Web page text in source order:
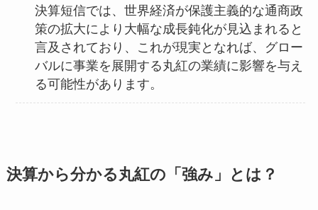
決算短信では、世界経済が保護主義的な通商政
策の拡大により大幅な成長鈍化が見込まれると
言及されており、これが現実となれば、グロー
バルに事業を展開する丸紅の業績に影響を与え
る可能性があります。
決算から分かる丸紅の「強み」とは？